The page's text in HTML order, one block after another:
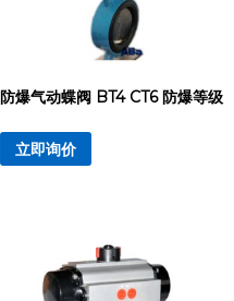
防爆气动蝶阀 BT4 CT6 防爆等级
立即询价